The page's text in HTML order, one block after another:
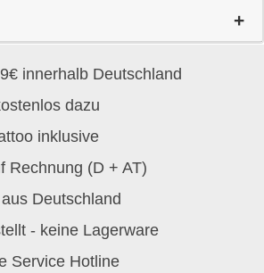
innerhalb Deutschland
dazu
inklusive
Rechnung (D + AT)
Deutschland
- keine Lagerware
Service Hotline